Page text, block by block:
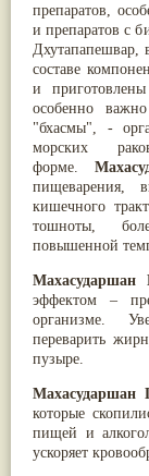
препаратов,
и препаратов с
Дхутапапешвар,
составе
и
особенно
"бхасмы", -
морских
форме.
пищеварения,
кишечного
тошноты,
повышенной
Махасударшан
эффектом –
организме.
переварить
пузыре.
Махасударшан
которые
пищей и
ускоряет
Мускатный орех
Пажитник(13)
Паслён черный
Ипомея(12)
Коричник
Мирра(12)
Розовая соль
(12)
Сверция
(12)
Виноград(11)
Каменная соль
Коровье молоко
Мукуна жгучая
Ним(11)
Перец чаба(11)
Соссюрея/кушта
Турпет(11)
Алойное дерево
Асафетида
Тмин
Ашока
Вишня гималайская
Данти
(9)